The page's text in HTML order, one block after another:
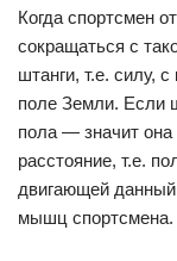
Когда спортсмен
сокращаться с
штанги, т.е. силу, с
поле Земли. Если
пола — значит она
расстояние, т.е.
двигающей
мышц спортсмена.